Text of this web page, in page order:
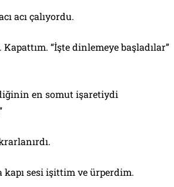
acı çalıyordu.
“İşte dinlemeye başladılar”
en somut işaretiydi
sesi işittim ve ürperdim.